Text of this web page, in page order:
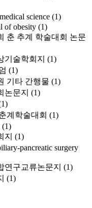
science (1)
of obesity (1)
춘 추계 학술대회 논문
기술학회지 (1)
(1)
기타 간행물 (1)
논문지 (1)
계학술대회 (1)
(1)
지 (1)
pancreatic surgery
연구교류논문지 (1)
(1)